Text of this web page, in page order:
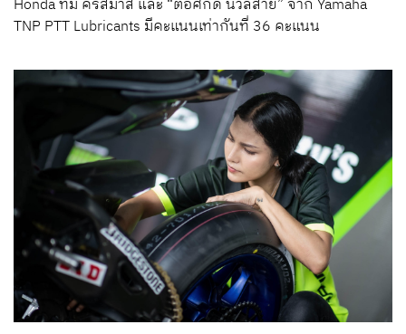
Honda ทีม คริสมาส และ “ต่อศักดิ์ นวลสาย” จาก Yamaha
TNP PTT Lubricants มีคะแนนเท่ากันที่ 36 คะแนน